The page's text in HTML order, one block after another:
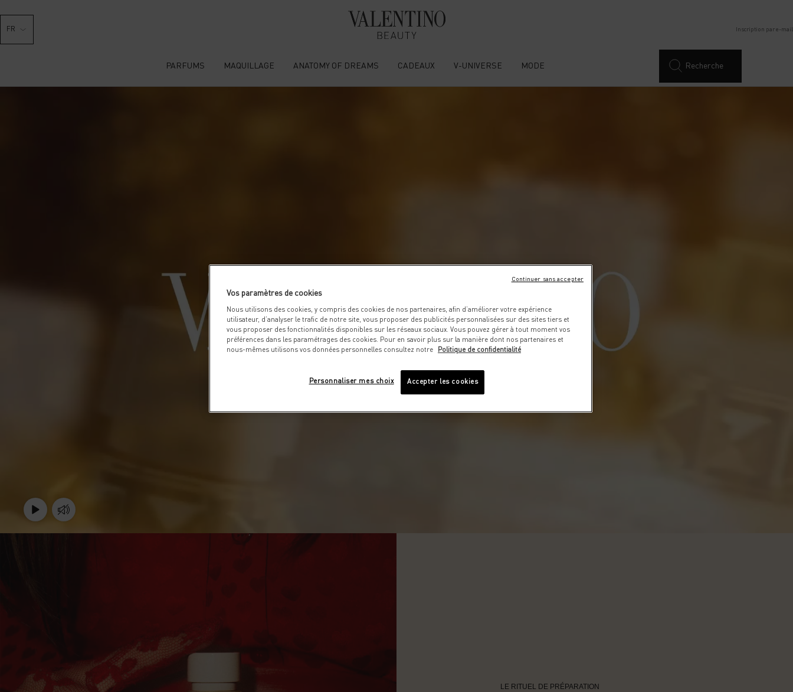
FR Inscription par e-mail
PARFUMS MAQUILLAGE ANATOMY OF DREAMS CADEAUX V-UNIVERSE MODE Recherche
LE RITUEL DE PRÉPARATION
Vos paramètres de cookies
Nous utilisons des cookies, y compris des cookies de nos partenaires, afin d’améliorer votre expérience
utilisateur, d’analyser le trafic de notre site, vous proposer des publicités personnalisées sur des sites tiers et
vous proposer des fonctionnalités disponibles sur les réseaux sociaux. Vous pouvez gérer à tout moment vos
préférences dans les paramétrages des cookies. Pour en savoir plus sur la manière dont nos partenaires et
nous-mêmes utilisons vos données personnelles consultez notre
Politique de confidentialité
Personnaliser mes choix Accepter les cookies
Continuer sans accepter